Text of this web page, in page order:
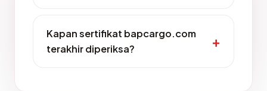
Kapan sertifikat bapcargo.com
terakhir diperiksa?